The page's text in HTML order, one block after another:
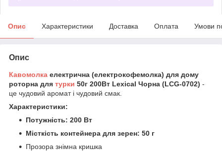
Опис Характеристики Доставка Оплата Умови
Опис
Кавомолка електрична (електрокофемолка) для дому
роторна для турки 50г 200Вт Lexical Чорна (LCG-0702) -
це чудовий аромат і чудовий смак.
Характеристики:
Потужність: 200 Вт
Місткість контейнера для зерен: 50 г
Прозора знімна кришка